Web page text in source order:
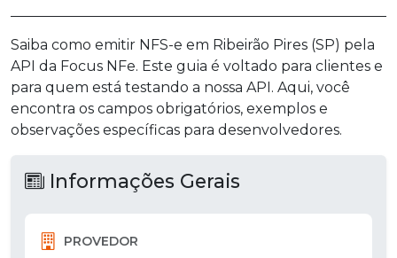
Saiba como emitir NFS-e em Ribeirão Pires (SP) pela
API da Focus NFe. Este guia é voltado para clientes e
para quem está testando a nossa API. Aqui, você
encontra os campos obrigatórios, exemplos e
observações específicas para desenvolvedores.
Informações Gerais
PROVEDOR